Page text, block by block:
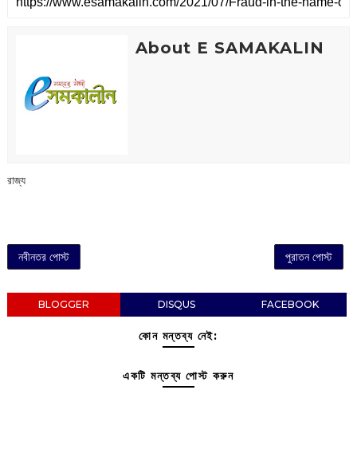
About E SAMAKALIN
রাজ্য
নবীনতর পোস্ট পুরাতন পোস্ট
BLOGGER DISQUS FACEBOOK
কোন মন্তব্য নেই:
একটি মন্তব্য পোস্ট করুন